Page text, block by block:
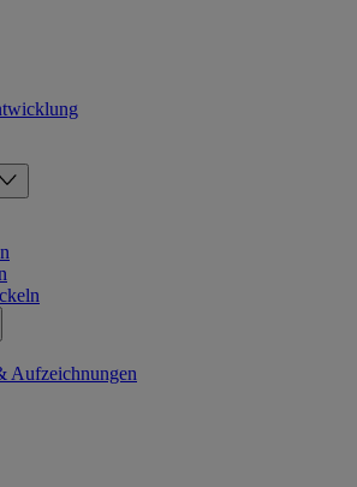
Aufzeichnungen